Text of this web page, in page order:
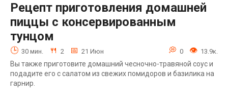
Рецепт приготовления домашней
пиццы с консервированным
тунцом
30 мин. 2 21 Июн 0 13.9к.
Вы также приготовите домашний чесночно-травяной соус и
подадите его с салатом из свежих помидоров и базилика на
гарнир.